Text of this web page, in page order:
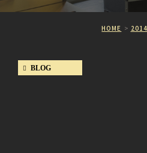
HOME 2014
BLOG